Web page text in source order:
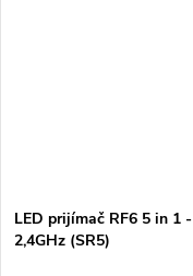
LED prijímač RF6 5 in 1 -
2,4GHz (SR5)